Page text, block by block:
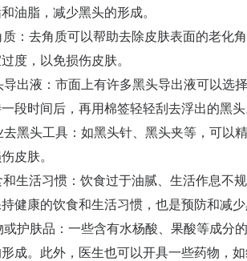
油脂，减少黑头的形成。
质：去角质可以帮助去除皮肤表面的老化
度，以免损伤皮肤。
导出液：市面上有许多黑头导出液可以选
段时间后，再用棉签轻轻刮去浮出的黑
去黑头工具：如黑头针、黑头夹等，可以
皮肤。
生活习惯：饮食过于油腻、生活作息不
健康的饮食和生活习惯，也是预防和减
或护肤品：一些含有水杨酸、果酸等成分
成。此外，医生也可以开具一些药物，